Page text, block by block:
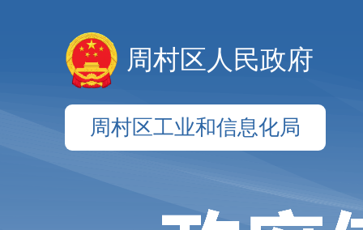
周村区人民政府
周村区工业和信息化局